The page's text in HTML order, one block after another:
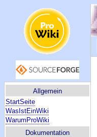
Allgemein
StartSeite
WasIstEinWiki
WarumProWiki
Dokumentation